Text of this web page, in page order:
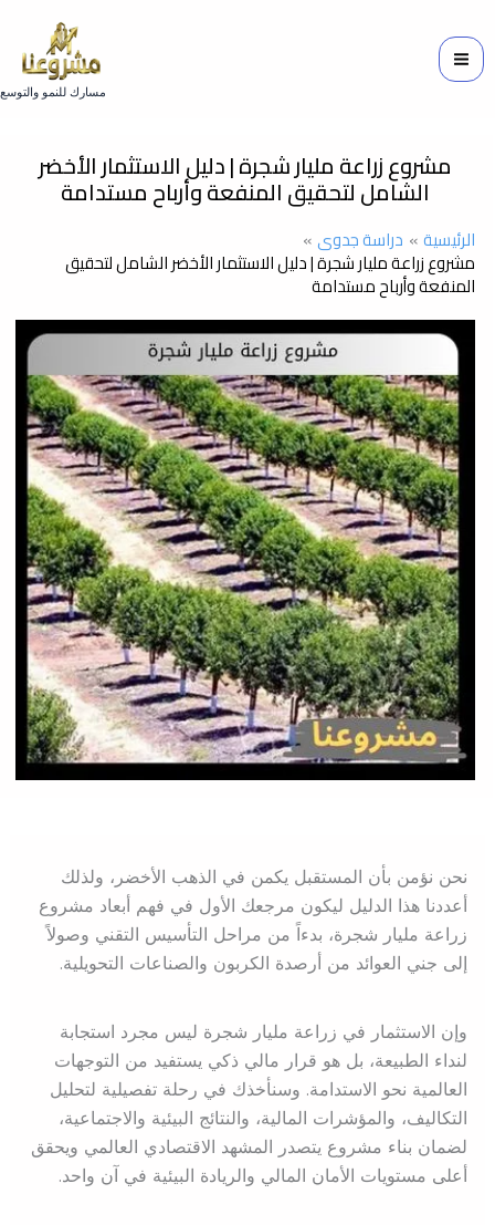
مسارك للنمو والتوسع
مشروع زراعة مليار شجرة | دليل الاستثمار الأخضر
الشامل لتحقيق المنفعة وأرباح مستدامة
الرئيسية دراسة جدوى
مشروع زراعة مليار شجرة | دليل الاستثمار الأخضر الشامل لتحقيق
المنفعة وأرباح مستدامة
نحن نؤمن بأن المستقبل يكمن في الذهب الأخضر، ولذلك
أعددنا هذا الدليل ليكون مرجعك الأول في فهم أبعاد مشروع
زراعة مليار شجرة، بدءاً من مراحل التأسيس التقني وصولاً
إلى جني العوائد من أرصدة الكربون والصناعات التحويلية.
وإن الاستثمار في زراعة مليار شجرة ليس مجرد استجابة
لنداء الطبيعة، بل هو قرار مالي ذكي يستفيد من التوجهات
العالمية نحو الاستدامة. وسنأخذك في رحلة تفصيلية لتحليل
التكاليف، والمؤشرات المالية، والنتائج البيئية والاجتماعية،
لضمان بناء مشروع يتصدر المشهد الاقتصادي العالمي ويحقق
أعلى مستويات الأمان المالي والريادة البيئية في آن واحد.